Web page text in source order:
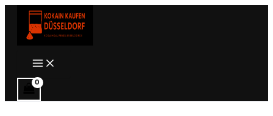
springen
Main
Menu